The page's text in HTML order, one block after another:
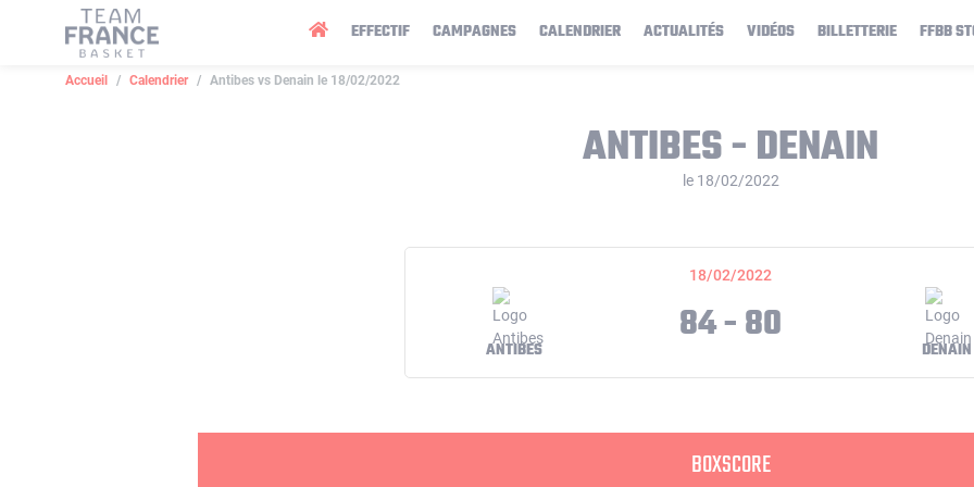
EFFECTIF CAMPAGNES CALENDRIER ACTUALITÉS VIDÉOS BILLETTERIE FFBB
Accueil Calendrier Antibes vs Denain le 18/02/2022
ANTIBES - DENAIN
le 18/02/2022
18/02/2022
ANTIBES 84 - 80 DENAIN
BOXSCORE
Panneau de gestion des cookies